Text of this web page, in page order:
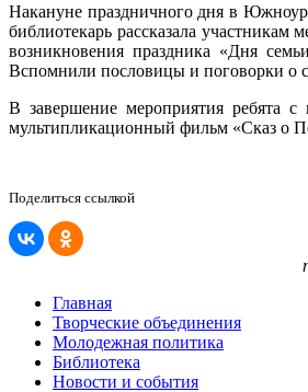
Накануне праздничного дня в
библиотекарь рассказала участникам
возникновения праздника «Дня
Вспомнили пословицы и поговорки о
В завершение мероприятия ребята с
мультипликационный фильм «Сказ о
Поделиться ссылкой
Главная
Творческие объединения
Молодежная политика
Библиотека
Новости и события